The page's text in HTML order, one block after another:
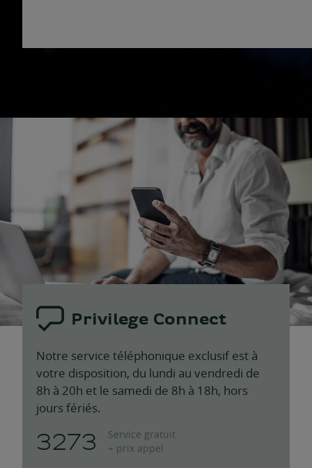
Privilege Connect
Notre service téléphonique exclusif est à
votre disposition, du lundi au vendredi de
8h à 20h et le samedi de 8h à 18h, hors
jours fériés.
3273
Service gratuit
+ prix appel